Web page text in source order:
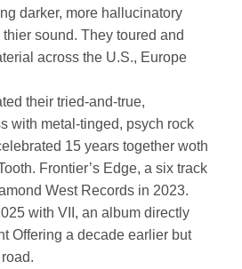
darker, more hallucinatory
sound. They toured and
across the U.S., Europe
their tried-and-true,
with metal-tinged, psych rock
15 years together woth
Frontier’s Edge, a six track
West Records in 2023.
with VII, an album directly
Offering a decade earlier but